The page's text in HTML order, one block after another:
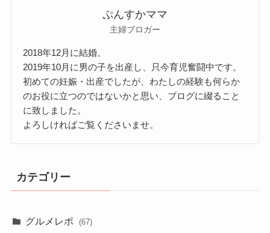
ぷんすかママ
主婦ブロガー
2018年12月に結婚。
2019年10月に男の子を出産し、只今育児奮闘中です。
初めての妊娠・出産でしたが、わたしの経験も何らか
のお役に立つのではないかと思い、ブログに綴ること
に致しました。
よろしければご覧くださいませ。
カテゴリー
グルメレポ (67)